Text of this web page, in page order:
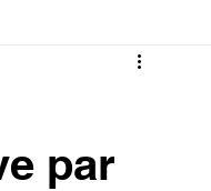
filament PETG carbone
Formation 3D CPF
par